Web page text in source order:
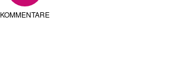
KOMMENTARE